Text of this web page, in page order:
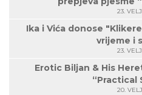
23.
Ika i Vića donose
vrijeme i
23.
Erotic Biljan & His
“Practical
20.